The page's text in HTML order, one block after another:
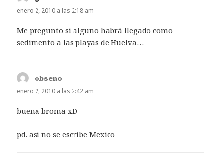
enero 2, 2010 a las 2:18 am
Me pregunto si alguno habrá llegado como
sedimento a las playas de Huelva…
obseno
enero 2, 2010 a las 2:42 am
buena broma xD
pd. asi no se escribe Mexico